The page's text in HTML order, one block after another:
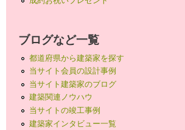
ブログなど一覧
都道府県から建築家を探す
当サイト会員の設計事例
当サイト建築家のブログ
建築関連ノウハウ
当サイトの竣工事例
建築家インタビュー一覧